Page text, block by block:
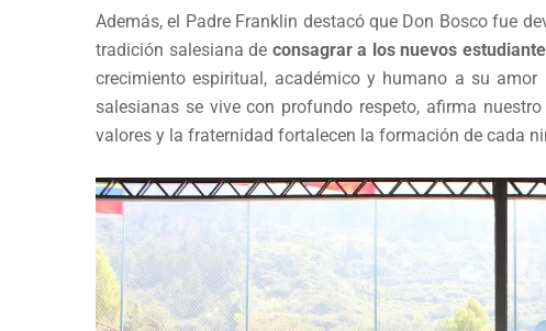
Además, el Padre Franklin destacó que Don Bosco fue
tradición salesiana de consagrar a los nuevos
crecimiento espiritual, académico y humano a su
salesianas se vive con profundo respeto, afirma
valores y la fraternidad fortalecen la formación de cada